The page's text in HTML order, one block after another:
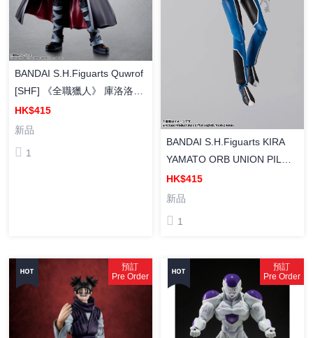
BANDAI S.H.Figuarts Quwrof
[SHF] 《全職獵人》 庫洛洛•
魯西魯 (幻影旅團團長)
HK$415
新品
1
BANDAI S.H.Figuarts KIRA
YAMATO ORB UNION PILOT
SUITS Ver. [SHF] 基拉·大和
(奧布聯合首長國駕駛服Ver.)
HK$415
新品
1
預訂
Pre Order
預訂
Pre Order